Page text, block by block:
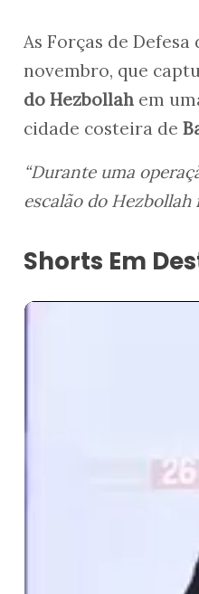
Whastapp
Facebook
Linkedin
As Forças de
novembro, que
do Hezbollah em
cidade costeira de
“Durante uma
escalão do Hezbollah
Shorts Em